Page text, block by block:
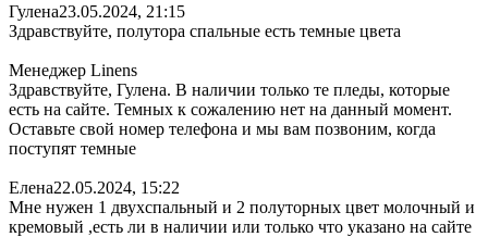
Гулена23.05.2024, 21:15
Здравствуйте, полутора спальные есть темные цвета
Менеджер Linens
Здравствуйте, Гулена. В наличии только те пледы, которые
есть на сайте. Темных к сожалению нет на данный момент.
Оставьте свой номер телефона и мы вам позвоним, когда
поступят темные
Елена22.05.2024, 15:22
Мне нужен 1 двухспальный и 2 полуторных цвет молочный и
кремовый ,есть ли в наличии или только что указано на сайте